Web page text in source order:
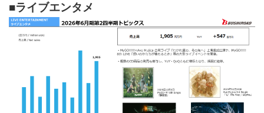
■ライブエンタメ